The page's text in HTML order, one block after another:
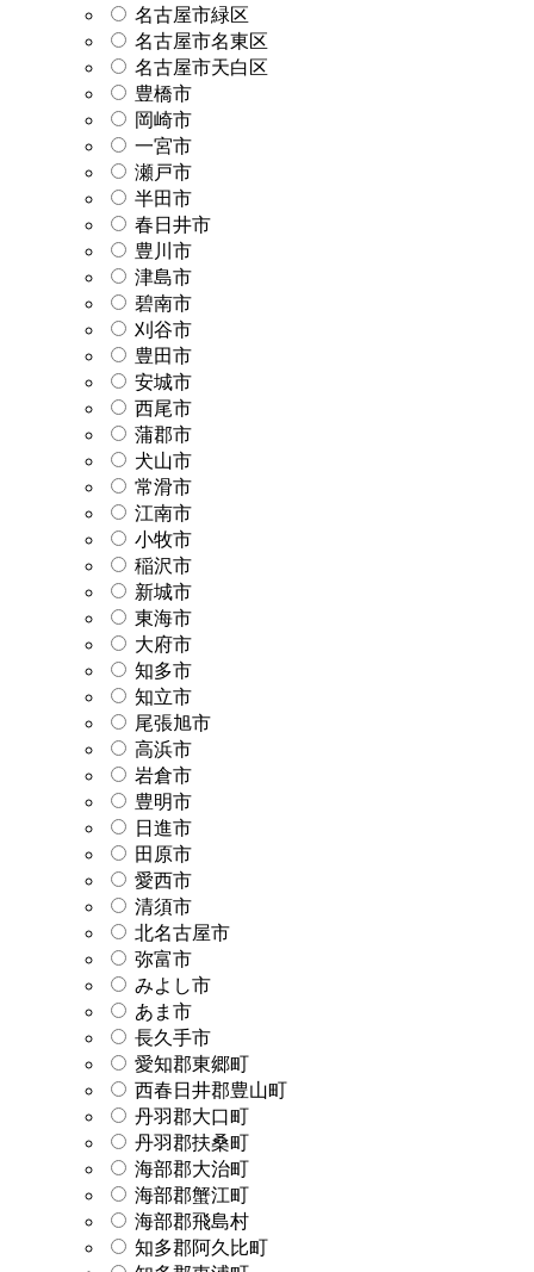
名古屋市緑区
名古屋市名東区
名古屋市天白区
豊橋市
岡崎市
一宮市
瀬戸市
半田市
春日井市
豊川市
津島市
碧南市
刈谷市
豊田市
安城市
西尾市
蒲郡市
犬山市
常滑市
江南市
小牧市
稲沢市
新城市
東海市
大府市
知多市
知立市
尾張旭市
高浜市
岩倉市
豊明市
日進市
田原市
愛西市
清須市
北名古屋市
弥富市
みよし市
あま市
長久手市
愛知郡東郷町
西春日井郡豊山町
丹羽郡大口町
丹羽郡扶桑町
海部郡大治町
海部郡蟹江町
海部郡飛島村
知多郡阿久比町